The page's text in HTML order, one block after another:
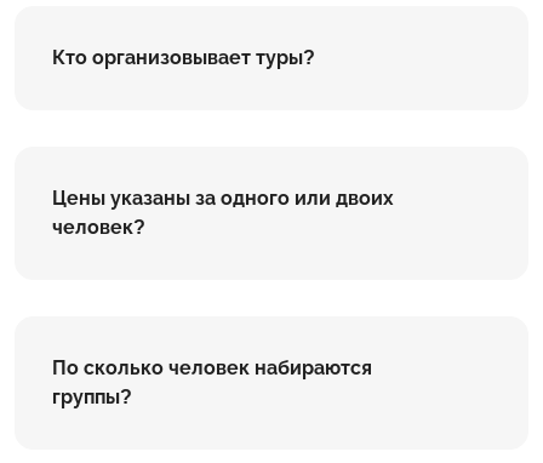
Кто организовывает туры?
Цены указаны за одного или двоих
человек?
По сколько человек набираются
группы?